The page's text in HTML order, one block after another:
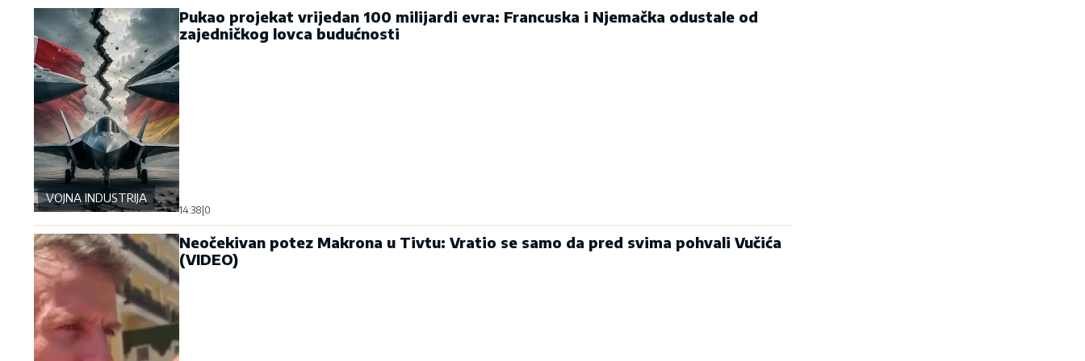
VOJNA INDUSTRIJA
Pukao projekat vrijedan 100 milijardi evra: Francuska i Njemačka odustale od
zajedničkog lovca budućnosti
14:38 0
Neočekivan potez Makrona u Tivtu: Vratio se samo da pred svima pohvali Vučića
(VIDEO)